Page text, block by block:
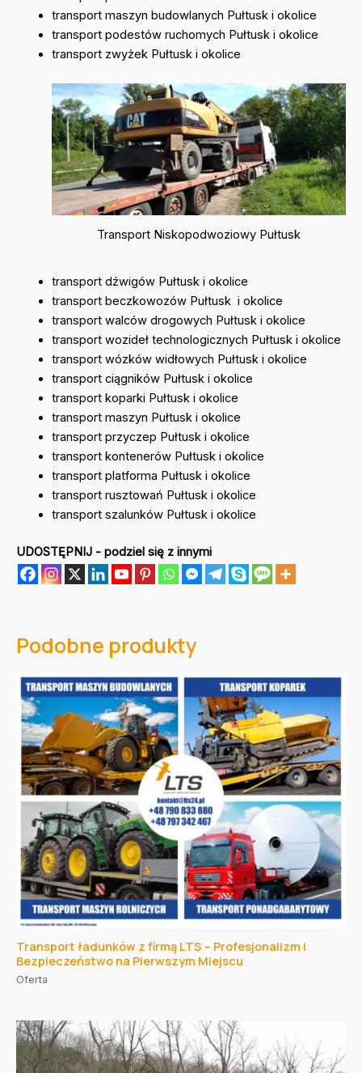
transport maszyn budowlanych Pułtusk i okolice
transport podestów ruchomych Pułtusk i okolice
transport zwyżek Pułtusk i okolice
Transport Niskopodwoziowy Pułtusk
transport dźwigów Pułtusk i okolice
transport beczkowozów Pułtusk i okolice
transport walców drogowych Pułtusk i okolice
transport wozideł technologicznych Pułtusk i okolice
transport wózków widłowych Pułtusk i okolice
transport ciągników Pułtusk i okolice
transport koparki Pułtusk i okolice
transport maszyn Pułtusk i okolice
transport przyczep Pułtusk i okolice
transport kontenerów Pułtusk i okolice
transport platforma Pułtusk i okolice
transport rusztowań Pułtusk i okolice
transport szalunków Pułtusk i okolice
UDOSTĘPNIJ - podziel się z innymi
Podobne produkty
Transport ładunków z firmą LTS – Profesjonalizm i
Bezpieczeństwo na Pierwszym Miejscu
Oferta